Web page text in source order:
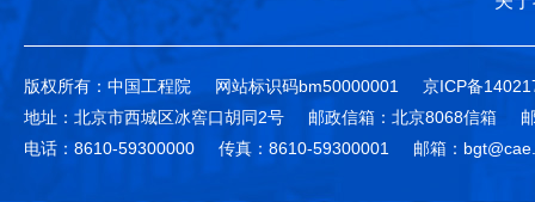
版权所有：中国工程院 网站标识码bm50000001
京ICP备
地址：北京市西城区冰窖口胡同2号
邮政信箱：北京8068信箱
电话：8610-59300000
传真：8610-59300001 邮箱：